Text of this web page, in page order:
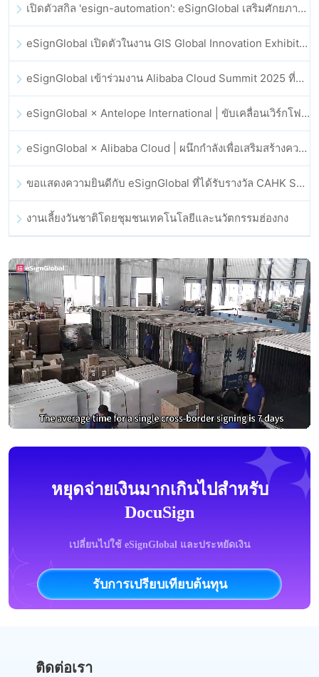
เปิดตัวสกิล 'esign-automation': eSignGlobal เสริมศักยภาพให้ OpenClaw ด้วยลายเซ็นอิเล็กทรอนิกส์อัตโนมัติ
eSignGlobal เปิดตัวในงาน GIS Global Innovation Exhibition 2025
eSignGlobal เข้าร่วมงาน Alibaba Cloud Summit 2025 ที่ฮ่องกง เพื่อขับเคลื่อนนวัตกรรมคลาวด์ที่ขับเคลื่อนด้วย AI และความเชื่อมั่นทางดิจิทัล
eSignGlobal × Antelope International | ขับเคลื่อนเวิร์กโฟลดิจิทัลที่ปลอดภัยและขับเคลื่อนด้วย AI
eSignGlobal × Alibaba Cloud | ผนึกกำลังเพื่อเสริมสร้างความเชื่อมั่นดิจิทัลระดับโลกสำหรับฟินเทค
ขอแสดงความยินดีกับ eSignGlobal ที่ได้รับรางวัล CAHK STAR Award 2025
งานเลี้ยงวันชาติโดยชุมชนเทคโนโลยีและนวัตกรรมฮ่องกง
หยุดจ่ายเงินมากเกินไปสำหรับ
DocuSign
เปลี่ยนไปใช้ eSignGlobal และประหยัดเงิน
รับการเปรียบเทียบต้นทุน
ติดต่อเรา